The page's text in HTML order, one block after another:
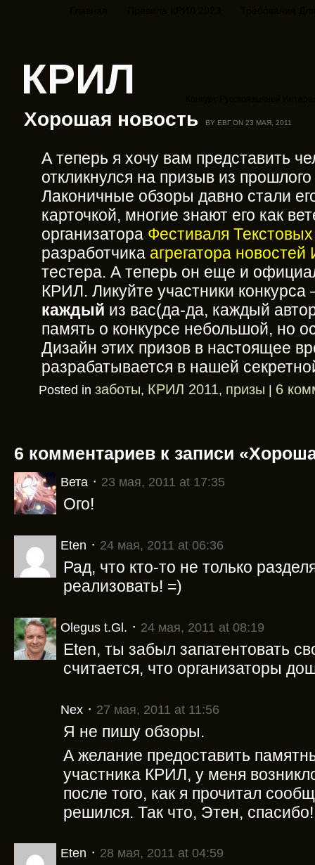
КРИЛ
Хорошая новость BY ЕВГ ON 23 МАЯ, 2011
А теперь я хочу вам представить
откликнулся на призыв из прошлого
Лаконичные обзоры давно стали
карточкой, многие знают его как
организатора Фестиваля
разработчика агрегатора новостей
тестера. А теперь он еще и
КРИЛ. Ликуйте участники
каждый из вас(да-да, каждый
память о конкурсе небольшой, но
Дизайн этих призов в настоящее
разрабатывается в нашей
Posted in заботы, КРИЛ 2011, призы | 6
6 комментариев к записи
Вета · 23 мая, 2011 at 17:35
Ого!
Eten · 24 мая, 2011 at 06:36
Рад, что кто-то не только
реализовать! =)
Olegus t.Gl. · 24 мая, 2011 at 08:19
Eten, ты забыл запатентовать
считается, что организаторы
Nex · 27 мая, 2011 at 11:56
Я не пишу обзоры.
А желание предоставить
участника КРИЛ, у меня
после того, как я прочитал
решился. Так что, Этен, спасибо!
Eten · 28 мая, 2011 at 04:59